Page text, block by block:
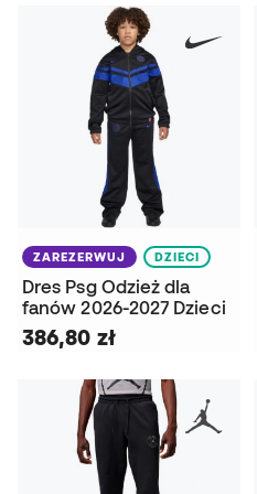
ZAREZERWUJ DZIECI
Dres Psg Odzież dla
fanów 2026-2027 Dzieci
386,80 zł